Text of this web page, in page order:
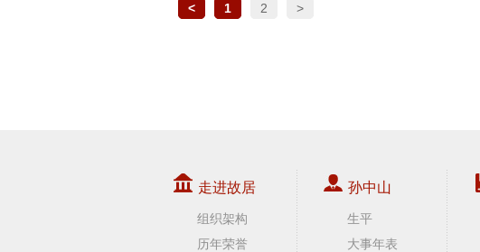
< 1 2 >
走进故居
组织架构
历年荣誉
孙中山
生平
大事年表